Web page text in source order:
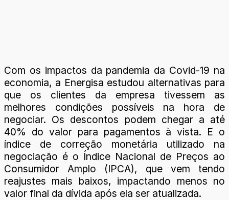
Com os impactos da pandemia da Covid-19 na
economia, a Energisa estudou alternativas para
que os clientes da empresa tivessem as
melhores condições possíveis na hora de
negociar. Os descontos podem chegar a até
40% do valor para pagamentos à vista. E o
índice de correção monetária utilizado na
negociação é o Índice Nacional de Preços ao
Consumidor Amplo (IPCA), que vem tendo
reajustes mais baixos, impactando menos no
valor final da dívida após ela ser atualizada.